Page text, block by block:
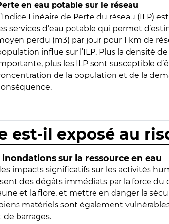
en eau potable sur le réseau
Linéaire de Perte du réseau (ILP)
services d’eau potable qui permet
perdu (m3) par jour pour 1 km de
influe sur l’ILP. Plus la densité
plus les ILP sont susceptible
de la population et de la
est-il exposé au
inondations sur la ressource en eau
impacts significatifs sur les activités
des dégâts immédiats par la force du
et la flore, et mettre en danger la
matériels sont également
barrages.